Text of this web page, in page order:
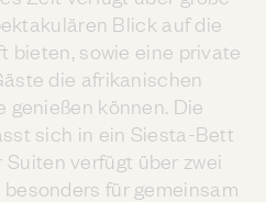
Blick auf die
bieten, sowie eine private
die afrikanischen
genießen können. Die
sich in ein Siesta-Bett
verfügt über zwei
für gemeinsam